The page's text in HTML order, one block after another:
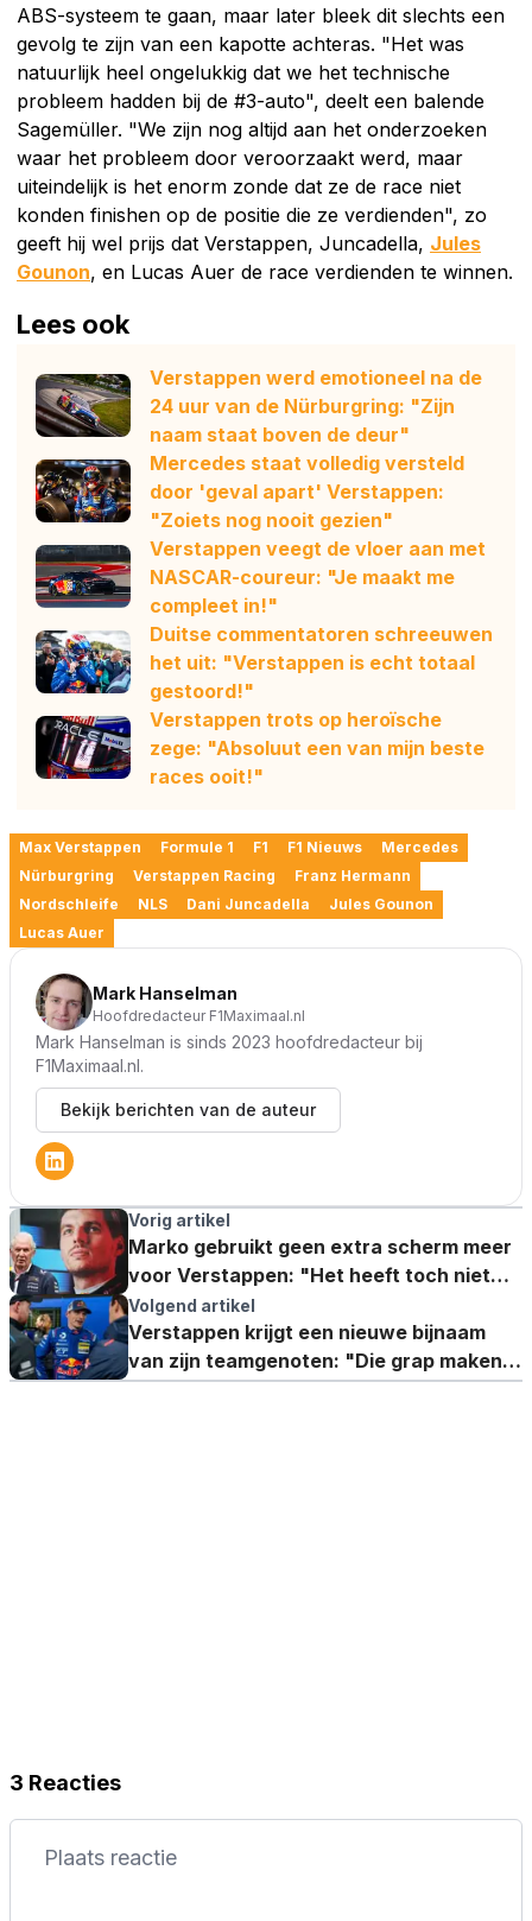
ABS-systeem te gaan, maar later bleek dit slechts een
gevolg te zijn van een kapotte achteras. "Het was
natuurlijk heel ongelukkig dat we het technische
probleem hadden bij de #3-auto", deelt een balende
Sagemüller. "We zijn nog altijd aan het onderzoeken
waar het probleem door veroorzaakt werd, maar
uiteindelijk is het enorm zonde dat ze de race niet
konden finishen op de positie die ze verdienden", zo
geeft hij wel prijs dat Verstappen, Juncadella, Jules
Gounon, en Lucas Auer de race verdienden te winnen.
Lees ook
Verstappen werd emotioneel na de
24 uur van de Nürburgring: "Zijn
naam staat boven de deur"
Mercedes staat volledig versteld
door 'geval apart' Verstappen:
"Zoiets nog nooit gezien"
Verstappen veegt de vloer aan met
NASCAR-coureur: "Je maakt me
compleet in!"
Duitse commentatoren schreeuwen
het uit: "Verstappen is echt totaal
gestoord!"
Verstappen trots op heroïsche
zege: "Absoluut een van mijn beste
races ooit!"
Max Verstappen Formule 1 F1 F1 Nieuws
Mercedes
Nürburgring
Verstappen Racing
Franz Hermann
Nordschleife
NLS Dani Juncadella
Jules Gounon
Lucas Auer
Mark Hanselman
Hoofdredacteur F1Maximaal.nl
Mark Hanselman is sinds 2023 hoofdredacteur bij
F1Maximaal.nl.
Bekijk berichten van de auteur
Vorig artikel
Marko gebruikt geen extra scherm meer
voor Verstappen: "Het heeft toch niet
veel zin"
Volgend artikel
Verstappen krijgt een nieuwe bijnaam
van zijn teamgenoten: "Die grap maken
we altijd"
3 Reacties